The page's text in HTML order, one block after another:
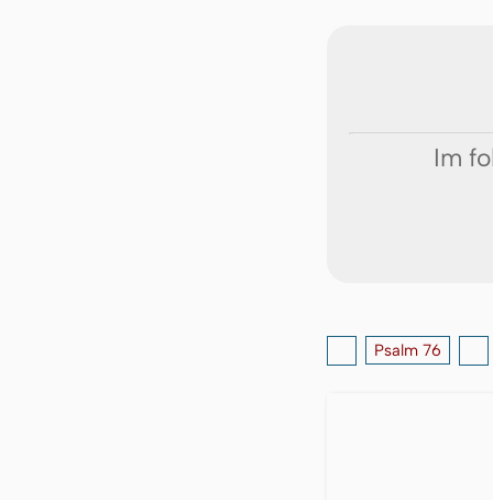
Im
Psalm 76